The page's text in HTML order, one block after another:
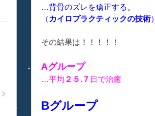
…背骨のズレを矯正する。
（ カイロプラクティックの技術）
その結果は！！！！！
Aグループ
…平均 ２５.７ 日で治癒
Bグループ